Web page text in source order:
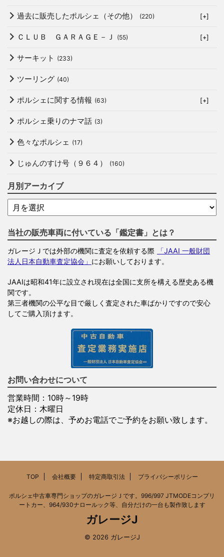
過去に販売したポルシェ（その他） (220) [+]
ＣＬＵＢ ＧＡＲＡＧＥ－Ｊ (55) [+]
サーキット (233)
ツーリング (40)
ポルシェに関する情報 (63) [+]
ポルシェ乗りのナマ話 (3)
色々なポルシェ (17)
じゅんのすけ号（９６４） (160)
月別アーカイブ
当社の販売車両に付いている「鑑定書」とは？
ガレージＪでは外部の機関に査定を依頼する際
「JAAI 一般財団
法人日本自動車査定協会」 にお願いしております。
JAAIは昭和41年に設立され現在は全国に支所を構える歴史ある機
関です。
第三者機関の公平な目で厳しく査定された車ばかりですので安心
してご購入頂けます。
お問い合わせについて
営業時間：10時～19時
定休日：木曜日
※お越しの際は、予めお電話でご予約をお願い致します。
TOP 会社概要 特定商取引法 プライバシーポリシー
ポルシェ中古車専門ショップのガレージＪです。996/997 JTMODEコンプリ
ートカー、964/930ナロールック等、自分だけの一台も製作致します
ガレージJ
© 2026 ガレージJ